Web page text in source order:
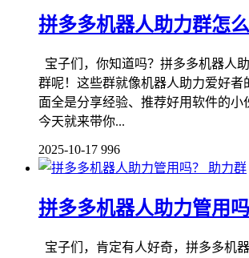
拼多多机器人助力群怎么
宝子们，你知道吗？拼多多机器人
群呢！这些群就像机器人助力爱好者
面全是分享经验、推荐好用软件的小
今天就来带你...
2025-10-17 996
助力群
拼多多机器人助力管用吗
宝子们，肯定有人好奇，拼多多机